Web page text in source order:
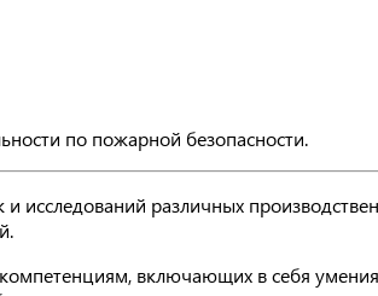
по пожарной безопасности.
и исследований различных
включающих в себя умения